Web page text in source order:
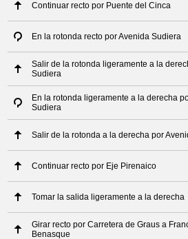
Continuar recto por Puente del Cinca
En la rotonda recto por Avenida Sudiera
Salir de la rotonda ligeramente a la
Sudiera
En la rotonda ligeramente a la derecha
Sudiera
Salir de la rotonda a la derecha por
Continuar recto por Eje Pirenaico
Tomar la salida ligeramente a la derecha
Girar recto por Carretera de Graus a
Benasque